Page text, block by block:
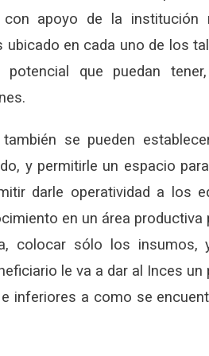
con apoyo de la
ubicado en cada uno de los
que puedan
se pueden
y permitirle un espacio
darle operatividad a los
en un área
colocar sólo los
le va a dar al Inces
inferiores a como se